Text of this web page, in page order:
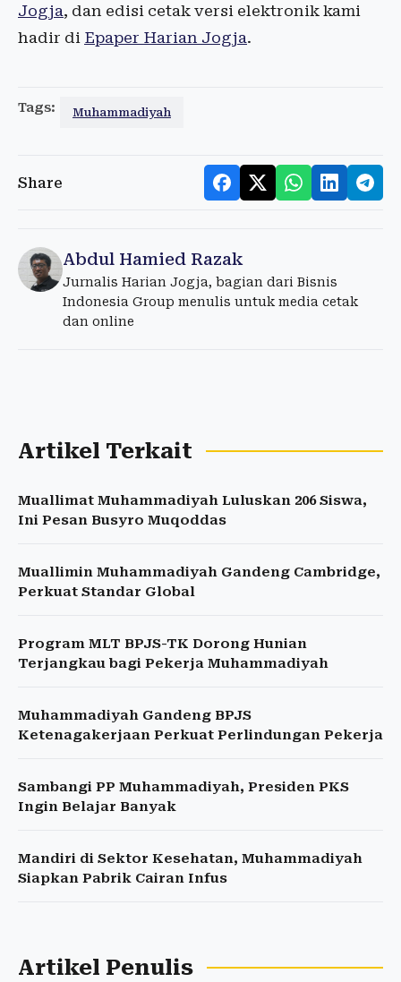
Jogja, dan edisi cetak versi elektronik kami
hadir di Epaper Harian Jogja.
Tags: Muhammadiyah
Share
Abdul Hamied Razak
Jurnalis Harian Jogja, bagian dari Bisnis
Indonesia Group menulis untuk media cetak
dan online
Artikel Terkait
Muallimat Muhammadiyah Luluskan 206 Siswa,
Ini Pesan Busyro Muqoddas
Muallimin Muhammadiyah Gandeng Cambridge,
Perkuat Standar Global
Program MLT BPJS-TK Dorong Hunian
Terjangkau bagi Pekerja Muhammadiyah
Muhammadiyah Gandeng BPJS
Ketenagakerjaan Perkuat Perlindungan Pekerja
Sambangi PP Muhammadiyah, Presiden PKS
Ingin Belajar Banyak
Mandiri di Sektor Kesehatan, Muhammadiyah
Siapkan Pabrik Cairan Infus
Artikel Penulis